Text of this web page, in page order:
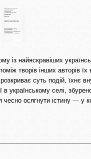
із найяскравіших
творів інших авторів
суть подій, їхнє
в українському селі,
осягнути істину — у